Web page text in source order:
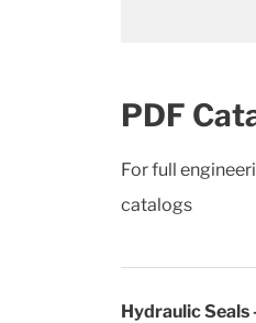
PDF
For full
catalogs
Hydraulic